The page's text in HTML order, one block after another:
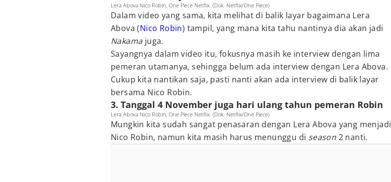
Lera Abova Nico Robin, One Piece Netflix. (Dok. Netflix/One Piece)
Dalam video yang sama, kita melihat di balik layar bagaimana Lera
Abova (Nico Robin) tampil, yang mana kita tahu nantinya dia akan jadi
Nakama juga.
Sayangnya dalam video itu, fokusnya masih ke interview dengan lima
pemeran utamanya, sehingga belum ada interview dengan Lera Abova.
Cukup kita nantikan saja, pasti nanti akan ada interview di balik layar
bersama Nico Robin.
3. Tanggal 4 November juga hari ulang tahun pemeran Robin
Lera Abova Nico Robin, One Piece Netflix. (Dok. Netflix/One Piece)
Mungkin kita sudah sangat penasaran dengan Lera Abova yang menjadi
Nico Robin, namun kita masih harus menunggu di season 2 nanti.